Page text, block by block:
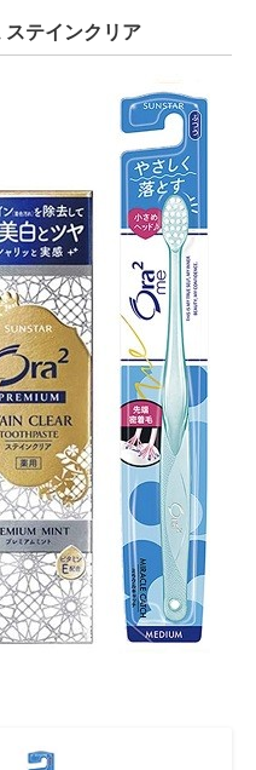
テインクリア